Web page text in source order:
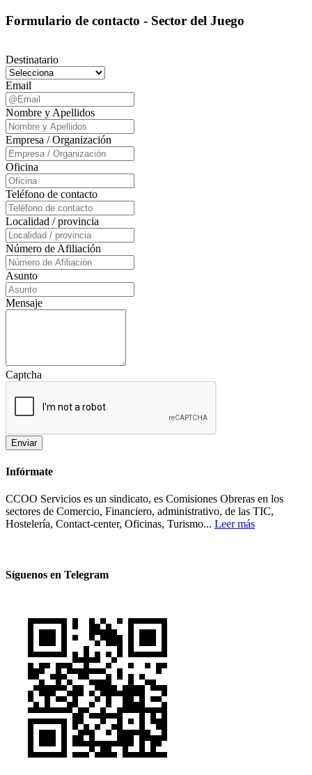
Formulario de contacto - Sector del Juego
Destinatario
Email
Nombre y Apellidos
Empresa / Organización
Oficina
Teléfono de contacto
Localidad / provincia
Número de Afiliación
Asunto
Mensaje
Captcha
Enviar
Infórmate
CCOO Servicios es un sindicato, es Comisiones Obreras en los
sectores de Comercio, Financiero, administrativo, de las TIC,
Hostelería, Contact-center, Oficinas, Turismo... Leer más
Síguenos en Telegram